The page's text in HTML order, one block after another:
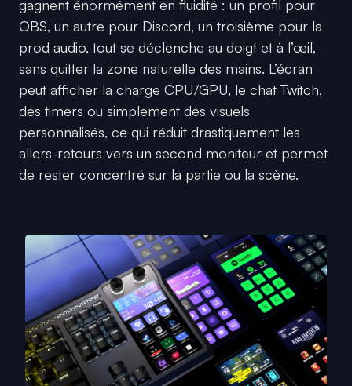
gagnent énormément en fluidité : un profil pour
OBS, un autre pour Discord, un troisième pour la
prod audio, tout se déclenche au doigt et à l’œil,
sans quitter la zone naturelle des mains. L’écran
peut afficher la charge CPU/GPU, le chat Twitch,
des timers ou simplement des visuels
personnalisés, ce qui réduit drastiquement les
allers-retours vers un second moniteur et permet
de rester concentré sur la partie ou la scène.